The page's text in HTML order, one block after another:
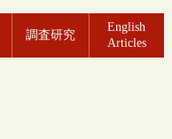
調査研究
English
Articles